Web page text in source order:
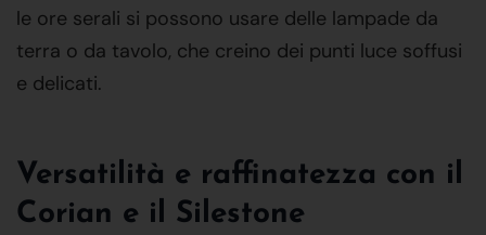
le ore serali si possono usare delle lampade da
terra o da tavolo, che creino dei punti luce soffusi
e delicati.
Versatilità e raffinatezza con il
Corian e il Silestone